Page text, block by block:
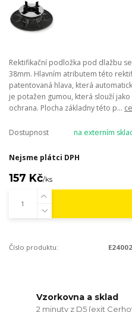
Rektifikační podložka pod dlažbu
38mm. Hlavním atributem této
patentovaná hlava, která
je potažen gumou, která slouží
ochrana. Plocha základny této p...
Dostupnost na externím
Nejsme plátci DPH
157 Kč/ks
Číslo produktu:
Vzorkovna a sklad
2 minuty z D5 (exit